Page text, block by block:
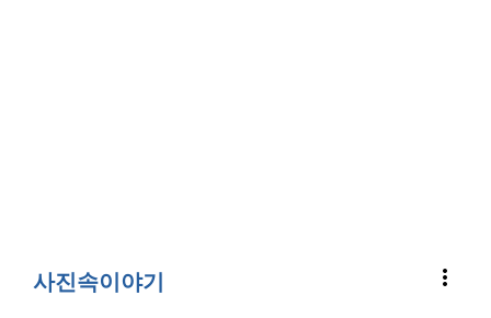
사진속이야기 more_vert